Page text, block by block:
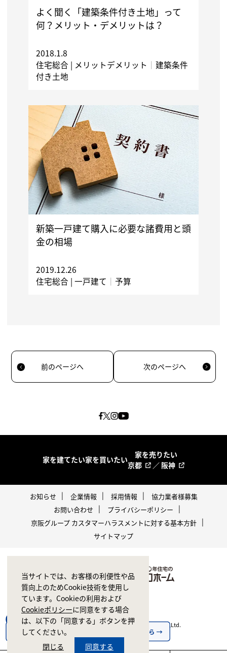
よく聞く「建築条件付き土地」って
何？メリット・デメリットは？
2018.1.8
住宅総合 | メリットデメリット ｜ 建築条件
付き土地
新築一戸建て購入に必要な諸費用と頭
金の相場
2019.12.26
住宅総合 | 一戸建て ｜ 予算
前のページへ 次のページへ
家を建てたい家を買いたい
家を売りたい
京都
／ 阪神
お知らせ 企業情報 採用情報
協力業者様募集
お問い合わせ
プライバシーポリシー
京阪グループ カスタマーハラスメントに対する基本方針
サイトマップ
Copyright © 1998-2026 ZERO CORPORATION Co.,Ltd.
当サイトでは、お客様の利便性や品
質向上のためCookie技術を使用し
ています。Cookieの利用および
Cookieポリシーに同意をする場合
は、以下の「同意する」ボタンを押
してください。
閉じる
同意する